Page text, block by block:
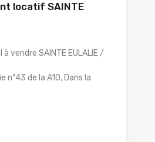
locatif SAINTE
vendre SAINTE EULALIE /
n°43 de la A10, Dans la